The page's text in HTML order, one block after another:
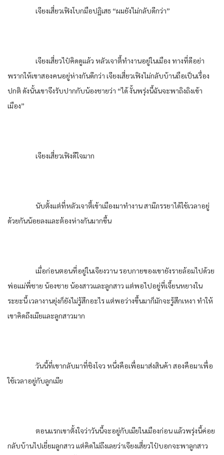
เจียงเสี่ยวเฟิงโบกมือปฏิเสธ “ผมยังไม่กลับดีกว่า”
เจียงเสี่ยวไป๋คิดดูแล้ว หลัวเจาตี้ทำงานอยู่ในเมือง ทางที่ดีอย่า
พรากให้เขาสองคนอยู่ห่างกันดีกว่า เจียงเสี่ยวเฟิงไม่กลับบ้านถือเป็นเรื่อง
ปกติ ดังนั้นเขาจึงรับปากกับน้องชายว่า “ได้ งั้นพรุ่งนี้ฉันจะพาถิงถิงเข้า
เมือง”
เจียงเสี่ยวเฟิงดีใจมาก
นับตั้งแต่ที่หลัวเจาตี้เข้าเมืองมาทำงาน สามีภรรยาได้ใช้เวลาอยู่
ด้วยกันน้อยลงและต้องห่างกันมากขึ้น
เมื่อก่อนตอนที่อยู่ในเจียงวาน รอบกายของเขายังรายล้อมไปด้วย
พ่อแม่พี่ชาย น้องชาย น้องสาวและลูกสาว แต่พอไปอยู่ที่เจี้ยนหยางใน
ระยะนี้ เวลางานยุ่งก็ยังไม่รู้สึกอะไร แต่พอว่างขึ้นมาก็มักจะรู้สึกเหงา ทำให้
เขาคิดถึงเมียและลูกสาวมาก
วันนี้ที่เขากลับมาที่ชิงโจว หนึ่งคือเพื่อมาส่งสินค้า สองคือมาเพื่อ
ใช้เวลาอยู่กับลูกเมีย
ตอนแรกเขาตั้งใจว่าวันนี้จะอยู่กับเมียในเมืองก่อน แล้วพรุ่งนี้ค่อย
กลับบ้านไปเยี่ยมลูกสาว แต่คิดไม่ถึงเลยว่าเจียงเสี่ยวไป๋บอกจะพาลูกสาว